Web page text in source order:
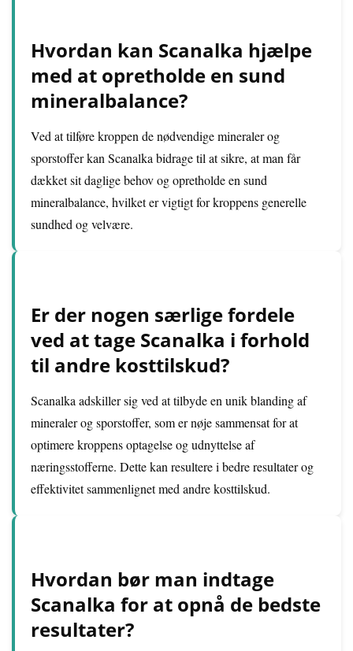
Hvordan kan Scanalka hjælpe
med at opretholde en sund
mineralbalance?
Ved at tilføre kroppen de nødvendige mineraler og
sporstoffer kan Scanalka bidrage til at sikre, at man får
dækket sit daglige behov og opretholde en sund
mineralbalance, hvilket er vigtigt for kroppens generelle
sundhed og velvære.
Er der nogen særlige fordele
ved at tage Scanalka i forhold
til andre kosttilskud?
Scanalka adskiller sig ved at tilbyde en unik blanding af
mineraler og sporstoffer, som er nøje sammensat for at
optimere kroppens optagelse og udnyttelse af
næringsstofferne. Dette kan resultere i bedre resultater og
effektivitet sammenlignet med andre kosttilskud.
Hvordan bør man indtage
Scanalka for at opnå de bedste
resultater?